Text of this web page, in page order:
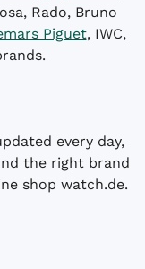
Rado, Bruno
Piguet, IWC,
every day,
the right brand
shop watch.de.